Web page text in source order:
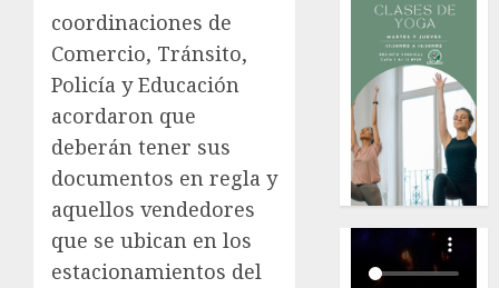
coordinaciones de
Comercio, Tránsito,
Policía y Educación
acordaron que
deberán tener sus
documentos en regla y
aquellos vendedores
que se ubican en los
estacionamientos del